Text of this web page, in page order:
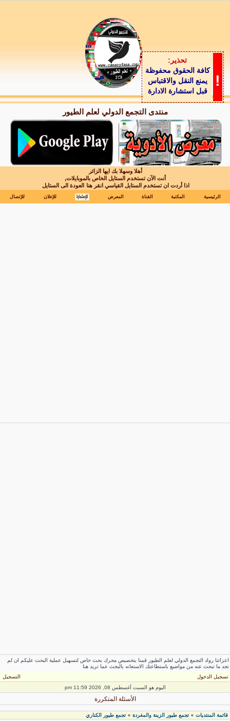
منتدى التجمع الدولي لعلم الطيور
أهلا وسهلا بك ايها الزائر
أنت الآن تستخدم الستايل الخاص بالموبايلات,
اذا أردت ان تستخدم الستايل القياسي انقر هنا العودة الى الستايل
الرئيسية المكتبة القناة المعرض للإعلان للإتصال
رواد التجمع الدولي لعلم الطيور قمنا بتخصيص محرك بحث خاص لتسهيل عملية البحث عليكم ان لم
ما تبحث عنه من مواضيع باستطاعتك الاستعانه بالبحث عما تريد هنا
تسجيل الدخول
التسجيل
اليوم هو السبت أغسطس 08, 2026 11:59 pm
الأسئلة المتكررة
قائمة المنتديات» تجمع طيور الزينة والمغردة» تجمع طيور الكناري
!
تحذير:
كافة الحقوق محفوظة
يمنع النقل والاقتباس
قبل استشارة الادارة